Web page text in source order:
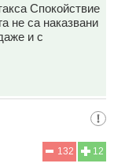
Спокойствие
не са наказвани
и с
12
132